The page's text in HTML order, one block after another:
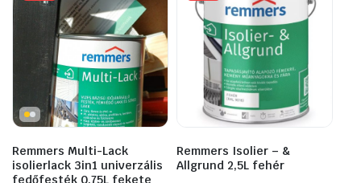
Remmers Multi-Lack
isolierlack 3in1 univerzális
fedőfesték 0,75L fekete
Remmers Isolier – &
Allgrund 2,5L fehér